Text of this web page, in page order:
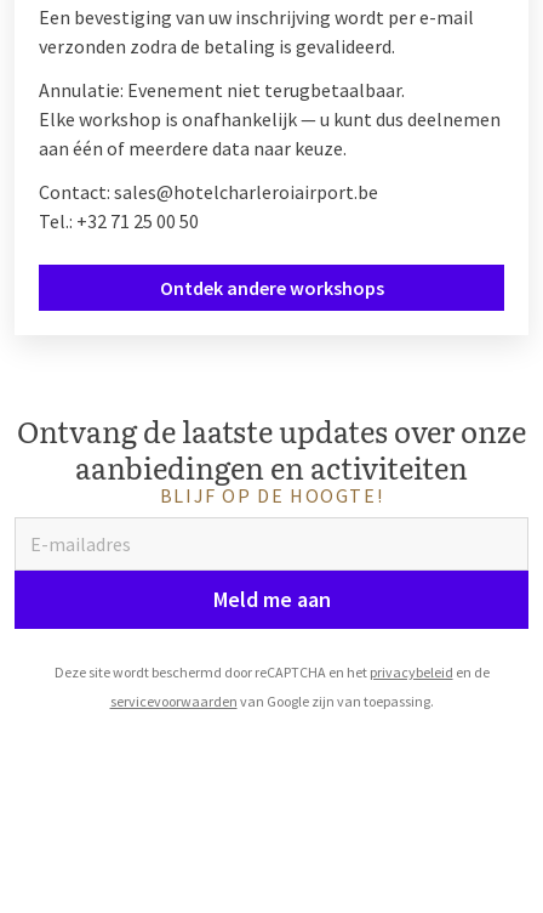
Een bevestiging van uw inschrijving wordt per e-mail
verzonden zodra de betaling is gevalideerd.
Annulatie: Evenement niet terugbetaalbaar.
Elke workshop is onafhankelijk — u kunt dus deelnemen
aan één of meerdere data naar keuze.
Contact: sales@hotelcharleroiairport.be
Tel.: +32 71 25 00 50
Ontdek andere workshops
Ontvang de laatste updates over onze
aanbiedingen en activiteiten
BLIJF OP DE HOOGTE!
Meld me aan
Deze site wordt beschermd door reCAPTCHA en het privacybeleid en de
servicevoorwaarden van Google zijn van toepassing.